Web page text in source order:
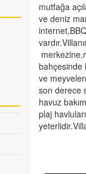
mutfağa
ve deniz
bahçesinde
ve
son derece
havuz
plaj